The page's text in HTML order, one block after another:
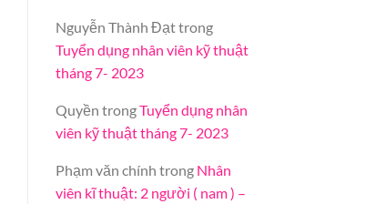
Nguyễn Thành Đạttrong
Tuyển dụng nhân viên kỹ thuật
tháng 7- 2023
Quyền trongTuyển dụng nhân
viên kỹ thuật tháng 7- 2023
Phạm văn chính trong Nhân
viên kĩ thuật: 2 người ( nam ) –